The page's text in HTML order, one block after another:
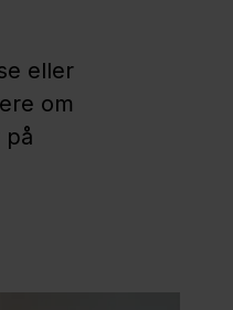
eller
om
på